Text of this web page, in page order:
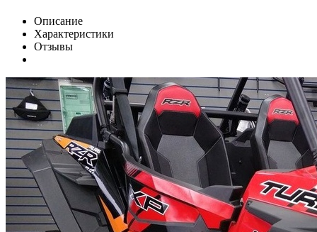
Описание
Характеристики
Отзывы